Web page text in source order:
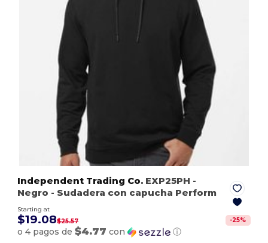
Independent Trading Co. EXP25PH -
Negro - Sudadera con capucha Perform
Starting at
$19.08$25.57 -25%
o 4 pagos de$4.77 con ⓘ